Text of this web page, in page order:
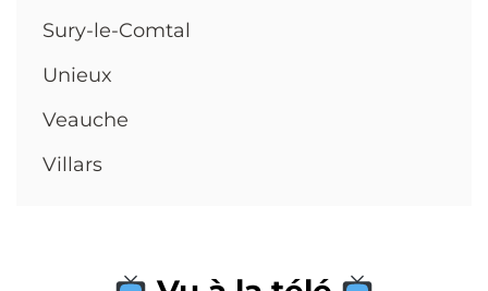
Sury-le-Comtal
Unieux
Veauche
Villars